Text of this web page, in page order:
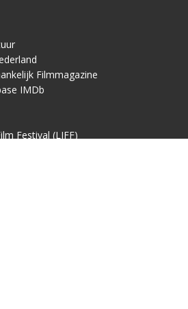
Filmmagazine
IMDb
Festival (LIFF)